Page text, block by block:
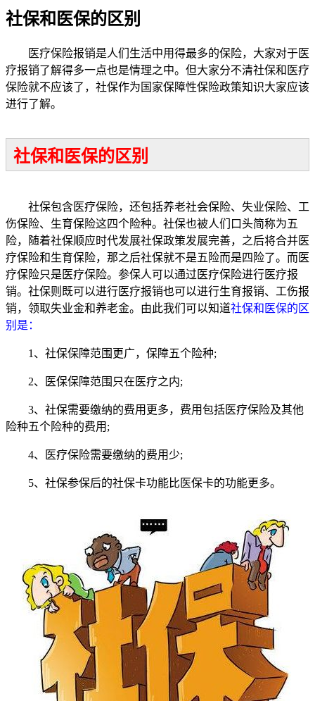
社保和医保的区别
医疗保险报销是人们生活中用得最多的保险，大家对于医
疗报销了解得多一点也是情理之中。但大家分不清社保和医疗
保险就不应该了，社保作为国家保障性保险政策知识大家应该
进行了解。
社保和医保的区别
社保包含医疗保险，还包括养老社会保险、失业保险、工
伤保险、生育保险这四个险种。社保也被人们口头简称为五
险，随着社保顺应时代发展社保政策发展完善，之后将合并医
疗保险和生育保险，那之后社保就不是五险而是四险了。而医
疗保险只是医疗保险。参保人可以通过医疗保险进行医疗报
销。社保则既可以进行医疗报销也可以进行生育报销、工伤报
销，领取失业金和养老金。由此我们可以知道社保和医保的区
别是：
1、社保保障范围更广，保障五个险种;
2、医保保障范围只在医疗之内;
3、社保需要缴纳的费用更多，费用包括医疗保险及其他
险种五个险种的费用;
4、医疗保险需要缴纳的费用少;
5、社保参保后的社保卡功能比医保卡的功能更多。